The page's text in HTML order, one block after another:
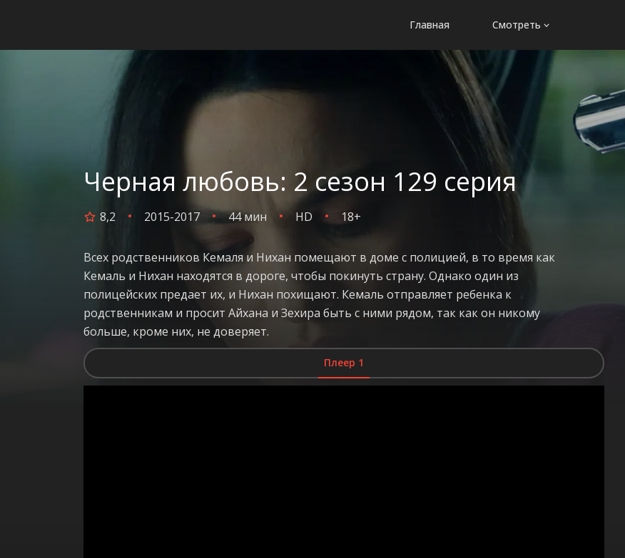
Главная Смотреть
Черная любовь: 2 сезон 129 серия
8,2 2015-2017 44 мин HD 18+
Всех родственников Кемаля и Нихан помещают в доме с полицией, в то время как
Кемаль и Нихан находятся в дороге, чтобы покинуть страну. Однако один из
полицейских предает их, и Нихан похищают. Кемаль отправляет ребенка к
родственникам и просит Айхана и Зехира быть с ними рядом, так как он никому
больше, кроме них, не доверяет.
Плеер 1